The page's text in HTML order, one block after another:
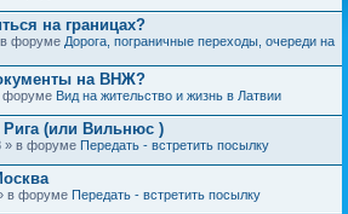
на границах?
в форуме Дорога, пограничные переходы, очереди на
на ВНЖ?
форуме Вид на жительство и жизнь в Латвии
Рига (или Вильнюс )
» в форуме Передать - встретить посылку
в форуме Передать - встретить посылку